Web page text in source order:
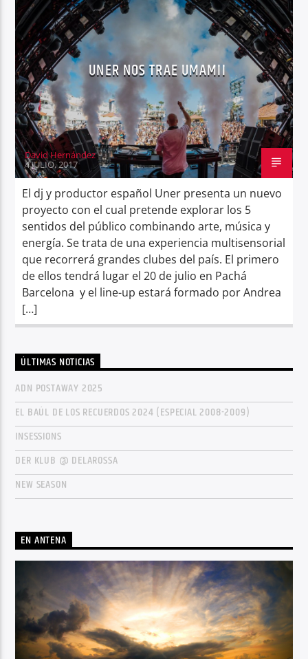
UNER NOS TRAE UMAMII
David Hernández
4 JULIO, 2017
El dj y productor español Uner presenta un nuevo
proyecto con el cual pretende explorar los 5
sentidos del público combinando arte, música y
energía. Se trata de una experiencia multisensorial
que recorrerá grandes clubes del país. El primero
de ellos tendrá lugar el 20 de julio en Pachá
Barcelona y el line-up estará formado por Andrea
[…]
ÚLTIMAS NOTICIAS
ADN POSTAWAY 2025
EL BAÚL DE LOS RECUERDOS 2024 (ESPECIAL 2008-2009)
INSESSIONS
DER KLUB @ DELAROSSA
NEW SEASON
EN ANTENA